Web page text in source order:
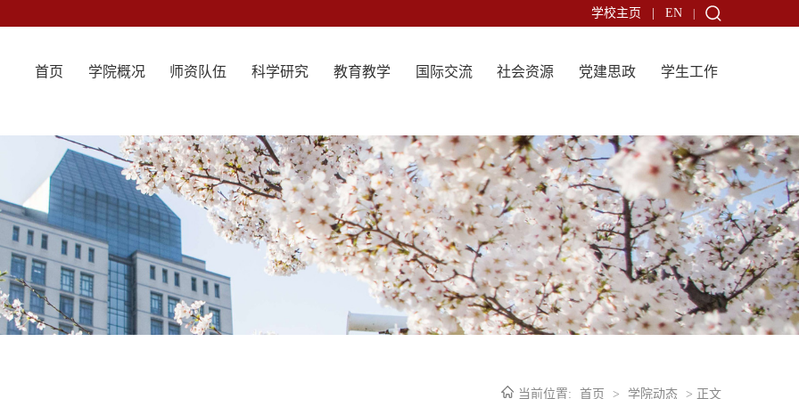
学校主页 EN
首页 学院概况 师资队伍 科学研究 教育教学 国际交流 社会资源 党建思政 学生工作
当前位置: 首页 > 学院动态 > 正文